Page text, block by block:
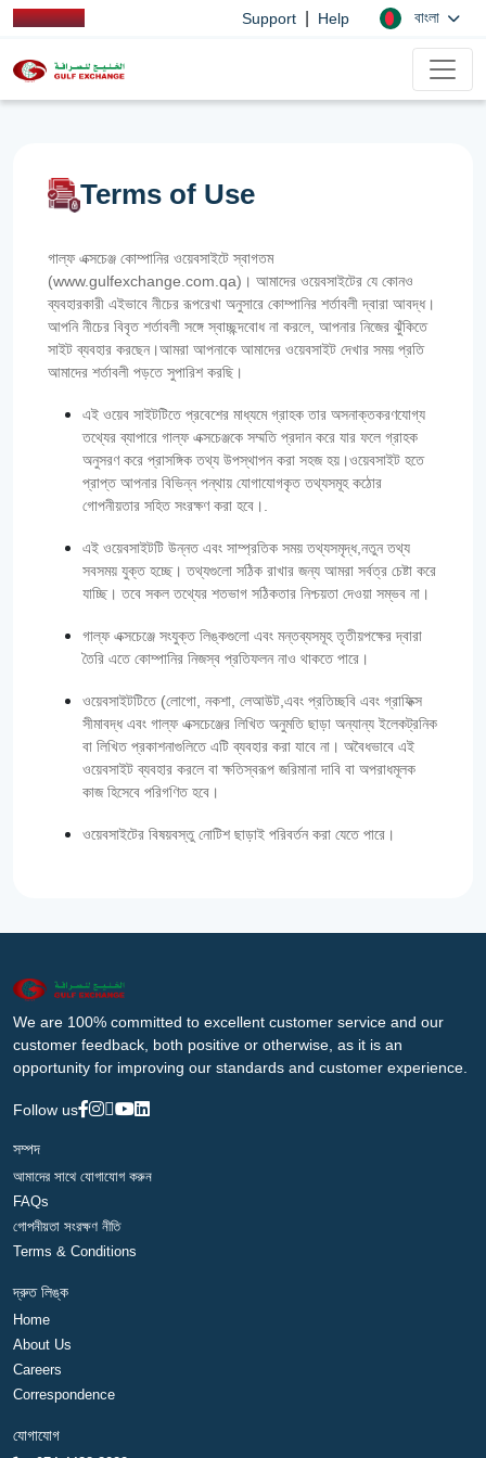
Support Help বাংলা
Terms of Use
গাল্ফ এক্সচেঞ্জ কোম্পানির ওয়েবসাইটে স্বাগতম
(www.gulfexchange.com.qa)। আমাদের ওয়েবসাইটের যে কোনও
ব্যবহারকারী এইভাবে নীচের রূপরেখা অনুসারে কোম্পানির শর্তাবলী দ্বারা আবদ্ধ।
আপনি নীচের বিবৃত শর্তাবলী সঙ্গে স্বাচ্ছন্দবোধ না করলে, আপনার নিজের ঝুঁকিতে
সাইট ব্যবহার করছেন।আমরা আপনাকে আমাদের ওয়েবসাইট দেখার সময় প্রতি
আমাদের শর্তাবলী পড়তে সুপারিশ করছি।
এই ওয়েব সাইটটিতে প্রবেশের মাধ্যমে গ্রাহক তার অসনাক্তকরণযোগ্য
তথ্যের ব্যাপারে গাল্‌ফ এক্সচেঞ্জকে সম্মতি প্রদান করে যার ফলে গ্রাহক
অনুসরণ করে প্রাসঙ্গিক তথ্য উপস্থাপন করা সহজ হয়।ওয়েবসাইট হতে
প্রাপ্ত আপনার বিভিন্ন পন্থায় যোগাযোগকৃত তথ্যসমূহ কঠোর
গোপনীয়তার সহিত সংরক্ষণ করা হবে।.
এই ওয়েবসাইটটি উন্নত এবং সাম্প্রতিক সময় তথ্যসমৃদ্ধ,নতুন তথ্য
সবসময় যুক্ত হচ্ছে। তথ্যগুলো সঠিক রাখার জন্য আমরা সর্বত্র চেষ্টা করে
যাচ্ছি। তবে সকল তথ্যের শতভাগ সঠিকতার নিশ্চয়তা দেওয়া সম্ভব না।
গাল্‌ফ এক্সচেঞ্জে সংযুক্ত লিঙ্কগুলো এবং মন্তব্যসমূহ তৃতীয়পক্ষের দ্বারা
তৈরি এতে কোম্পানির নিজস্ব প্রতিফলন নাও থাকতে পারে।
ওয়েবসাইটটিতে (লোগো, নকশা, লেআউট,এবং প্রতিচ্ছবি এবং গ্রাফিক্স
সীমাবদ্ধ এবং গাল্‌ফ এক্সচেঞ্জের লিখিত অনুমতি ছাড়া অন্যান্য ইলেকট্রনিক
বা লিখিত প্রকাশনাগুলিতে এটি ব্যবহার করা যাবে না। অবৈধভাবে এই
ওয়েবসাইট ব্যবহার করলে বা ক্ষতিস্বরূপ জরিমানা দাবি বা অপরাধমূলক
কাজ হিসেবে পরিগণিত হবে।
ওয়েবসাইটের বিষয়বস্তু নোটিশ ছাড়াই পরিবর্তন করা যেতে পারে।
We are 100% committed to excellent customer service and our
customer feedback, both positive or otherwise, as it is an
opportunity for improving our standards and customer experience.
Follow us
সম্পদ
আমাদের সাথে যোগাযোগ করুন
FAQs
গোপনীয়তা সংরক্ষণ নীতি
Terms & Conditions
দ্রুত লিঙ্ক
Home
About Us
Careers
Correspondence
যোগাযোগ